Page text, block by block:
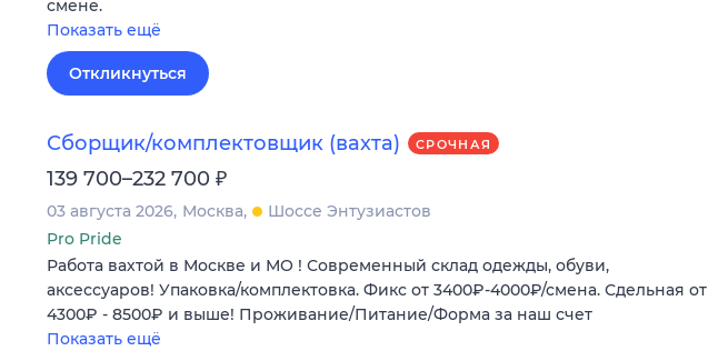
смене.
Показать ещё
Откликнуться
Сборщик/комплектовщик (вахта) СРОЧНАЯ
139 700–232 700 ₽
03 августа 2026 Москва
Шоссе Энтузиастов
Pro Pride
Работа вахтой в Москве и МО ! Современный склад одежды, обуви,
аксессуаров! Упаковка/комплектовка. Фикс от 3400₽-4000₽/смена. Сдельная от
4300₽ - 8500₽ и выше! Проживание/Питание/Форма за наш счет
Показать ещё